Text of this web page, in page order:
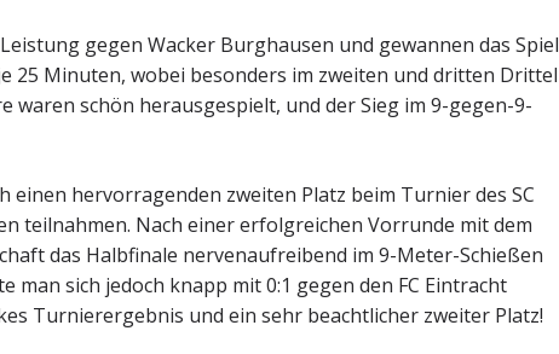
gegen Wacker Burghausen und gewannen das Spiel
25 Minuten, wobei besonders im zweiten und dritten Drittel
schön herausgespielt, und der Sieg im 9-gegen-9-
einen hervorragenden zweiten Platz beim Turnier des SC
teilnahmen. Nach einer erfolgreichen Vorrunde mit dem
das Halbfinale nervenaufreibend im 9-Meter-Schießen
man sich jedoch knapp mit 0:1 gegen den FC Eintracht
Turnierergebnis und ein sehr beachtlicher zweiter Platz!